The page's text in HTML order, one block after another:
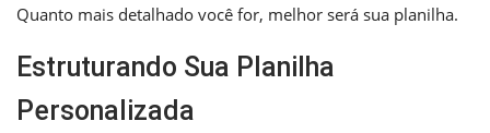
Quanto mais detalhado você for, melhor será sua planilha.
Estruturando Sua Planilha
Personalizada